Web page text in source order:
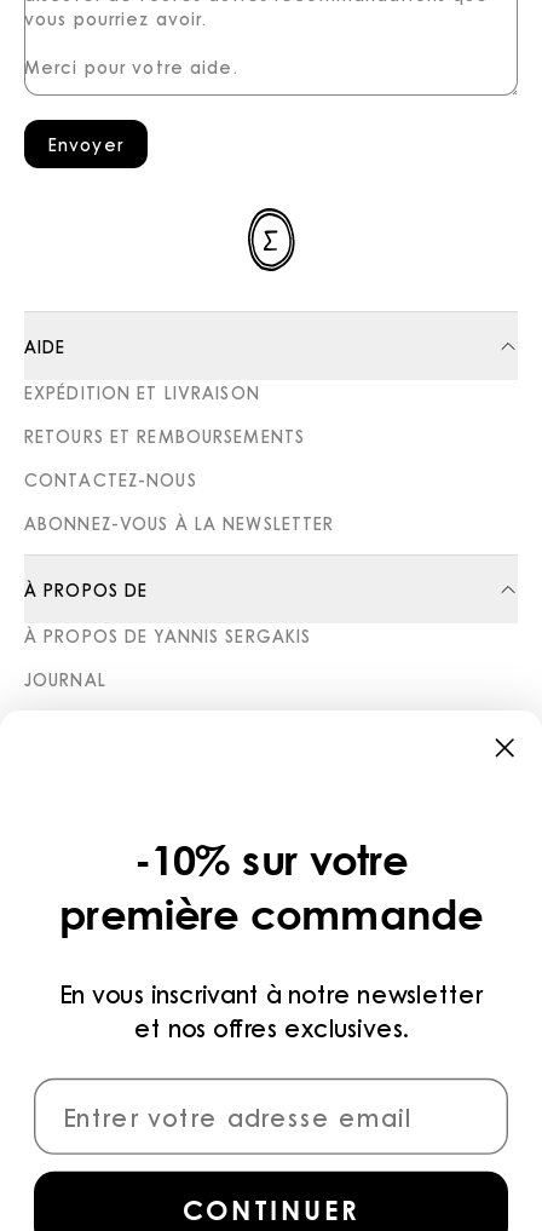
Envoyer
AIDE
EXPÉDITION ET LIVRAISON
RETOURS ET REMBOURSEMENTS
CONTACTEZ-NOUS
ABONNEZ-VOUS À LA NEWSLETTER
À PROPOS DE
À PROPOS DE YANNIS SERGAKIS
JOURNAL
POLITIQUE DE CONFIDENTIALITÉ
MÉTHODES DE PAIEMENT
CONNECTER
pour accéder aux dernières
-10% sur votre
première commande
En vous inscrivant à notre newsletter
et nos offres exclusives.
CONTINUER